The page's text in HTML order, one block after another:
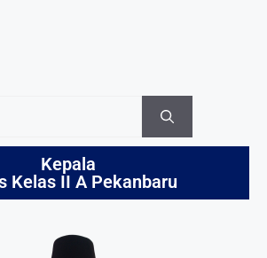
Kepala
Kelas II A Pekanbaru